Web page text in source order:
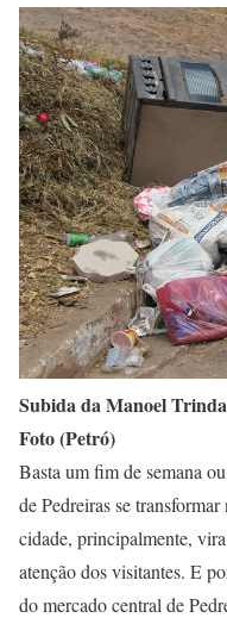
Subida da Manoel
Foto (Petró)
Basta um fim de semana
de Pedreiras se
cidade, principalmente,
atenção dos visitantes. E
do mercado central de